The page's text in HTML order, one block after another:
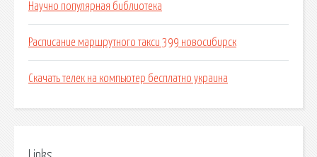
Научно популярная библиотека
Расписание маршрутного такси 399 новосибирск
Скачать телек на компьютер бесплатно украина